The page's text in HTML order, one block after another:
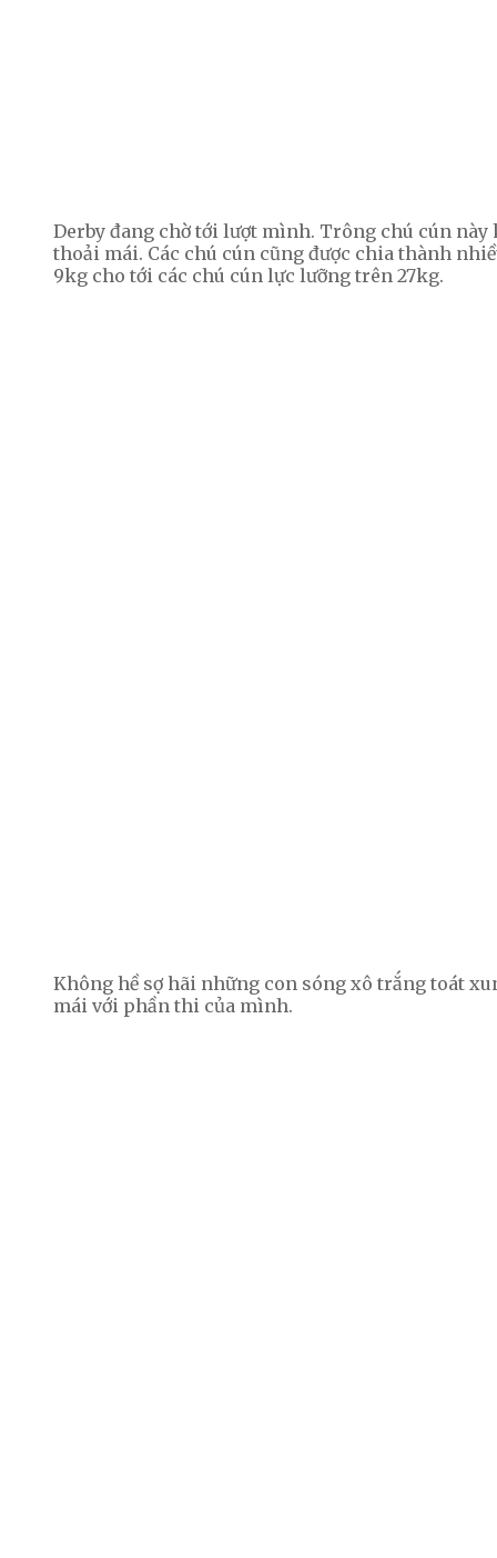
Derby đang chờ tới lượt mình. Trông chú cún
thoải mái. Các chú cún cũng được chia thành
9kg cho tới các chú cún lực lưỡng trên 27kg.
Không hề sợ hãi những con sóng xô trắng toát
mái với phần thi của mình.